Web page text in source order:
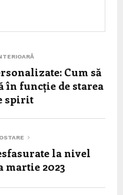
Cum să
în funcție de starea
spirit
la nivel
2023